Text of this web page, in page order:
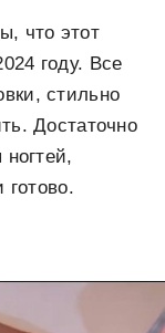
что этот
году. Все
стильно
Достаточно
готово.